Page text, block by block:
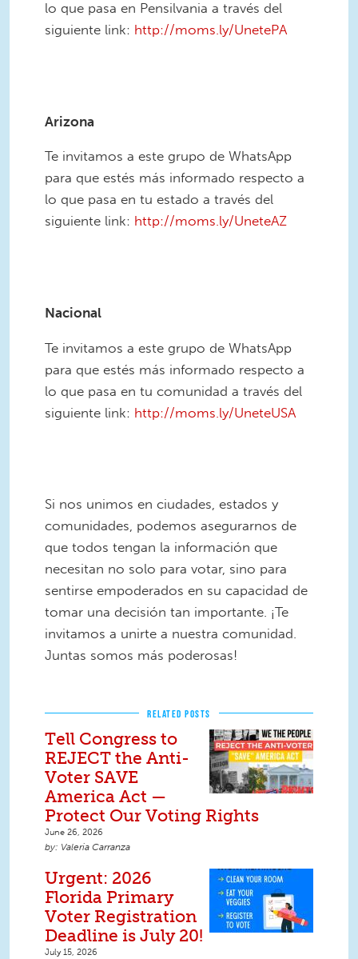
lo que pasa en Pensilvania a través del
siguiente link: http://moms.ly/UnetePA
Arizona
Te invitamos a este grupo de WhatsApp
para que estés más informado respecto a
lo que pasa en tu estado a través del
siguiente link: http://moms.ly/UneteAZ
Nacional
Te invitamos a este grupo de WhatsApp
para que estés más informado respecto a
lo que pasa en tu comunidad a través del
siguiente link: http://moms.ly/UneteUSA
Si nos unimos en ciudades, estados y
comunidades, podemos asegurarnos de
que todos tengan la información que
necesitan no solo para votar, sino para
sentirse empoderados en su capacidad de
tomar una decisión tan importante. ¡Te
invitamos a unirte a nuestra comunidad.
Juntas somos más poderosas!
RELATED POSTS
Tell Congress to
REJECT the Anti-
Voter SAVE
America Act —
Protect Our Voting Rights
June 26, 2026
Valeria Carranza
Urgent: 2026
Florida Primary
Voter Registration
Deadline is July 20!
July 15, 2026